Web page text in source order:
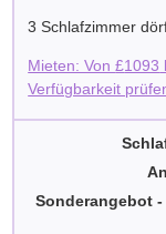
3 Schlafzimmer
Mieten: Von£1093
Verfügbarkeit
Sonderangebot -